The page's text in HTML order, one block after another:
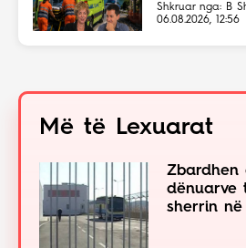
Shkruar nga: B
06.08.2026, 12:56
Më të Lexuarat
dënuarve
sherrin